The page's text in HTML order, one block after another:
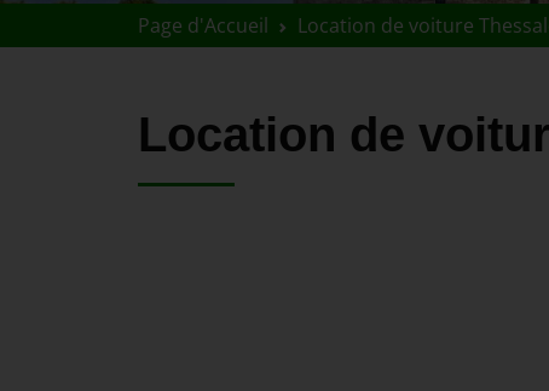
Page d'Accueil Location de voiture
Location de